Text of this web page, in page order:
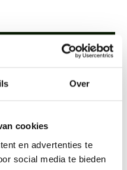
Over
cookies
en advertenties te
social media te bieden